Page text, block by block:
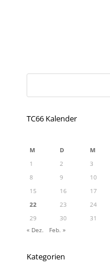
TC66 Kalender
M D M
1
2 3
8
9 10
15
16 17
22
23 24
29
30
31
« Dez.
Feb. »
Kategorien